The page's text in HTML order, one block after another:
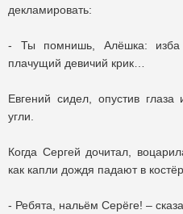
декламировать:
- Ты помнишь, Алёшка: изба
плачущий девичий крик…
Евгений сидел, опустив
угли.
Когда Сергей дочитал,
как капли дождя падают в
- Ребята, нальём Cерёге! –